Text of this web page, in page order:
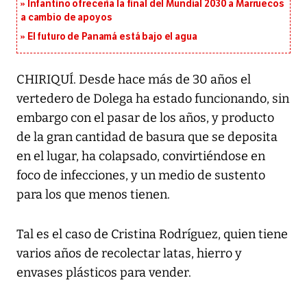
Infantino ofrecería la final del Mundial 2030 a Marruecos
a cambio de apoyos
El futuro de Panamá está bajo el agua
CHIRIQUÍ. Desde hace más de 30 años el
vertedero de Dolega ha estado funcionando, sin
embargo con el pasar de los años, y producto
de la gran cantidad de basura que se deposita
en el lugar, ha colapsado, convirtiéndose en
foco de infecciones, y un medio de sustento
para los que menos tienen.
Tal es el caso de Cristina Rodríguez, quien tiene
varios años de recolectar latas, hierro y
envases plásticos para vender.